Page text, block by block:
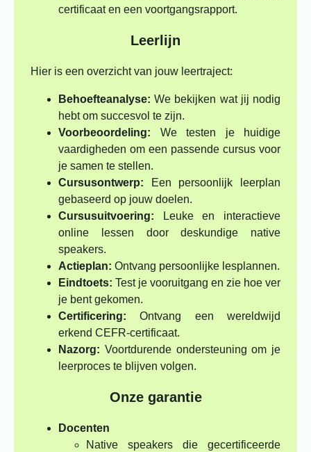
certificaat en een voortgangsrapport.
Leerlijn
Hier is een overzicht van jouw leertraject:
Behoefteanalyse: We bekijken wat jij nodig
hebt om succesvol te zijn.
Voorbeoordeling: We testen je huidige
vaardigheden om een passende cursus voor
je samen te stellen.
Cursusontwerp: Een persoonlijk leerplan
gebaseerd op jouw doelen.
Cursusuitvoering: Leuke en interactieve
online lessen door deskundige native
speakers.
Actieplan: Ontvang persoonlijke lesplannen.
Eindtoets: Test je vooruitgang en zie hoe ver
je bent gekomen.
Certificering: Ontvang een wereldwijd
erkend CEFR-certificaat.
Nazorg: Voortdurende ondersteuning om je
leerproces te blijven volgen.
Onze garantie
Docenten
Native speakers die gecertificeerde